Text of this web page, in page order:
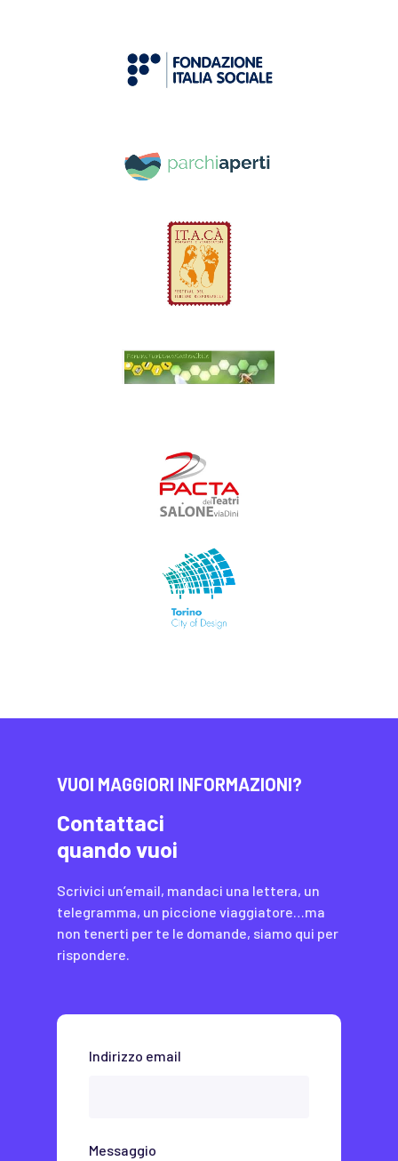
VUOI MAGGIORI INFORMAZIONI?
Contattaci
quando vuoi
Scrivici un’email, mandaci una lettera, un
telegramma, un piccione viaggiatore…ma
non tenerti per te le domande, siamo qui per
rispondere.
Indirizzo email
Messaggio